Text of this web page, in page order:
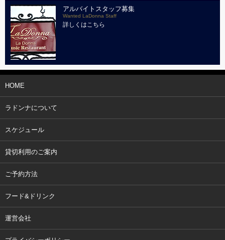
アルバイトスタッフ募集
Wanted LaDonna Staff
詳しくはこちら
HOME
ラドンナについて
スケジュール
貸切利用のご案内
ご予約方法
フード&ドリンク
運営会社